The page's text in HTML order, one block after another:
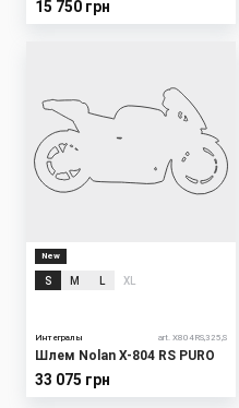
15 750 грн
New
S M XL
Интегралы art. X804RS,325,S
Шлем Nolan X-804 RS PURO
33 075 грн